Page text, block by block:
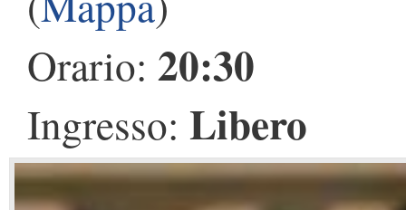
Orario: 20:30
Ingresso: Libero